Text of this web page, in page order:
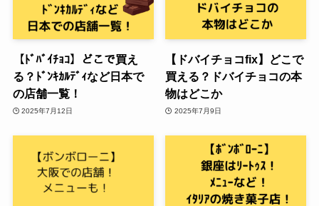
【ﾄﾞﾊﾞｲﾁｮｺ】どこで買え
る？ﾄﾞﾝｷｶﾙﾃﾞｨなど日本で
の店舗一覧！
2025年7月12日
【ドバイチョコfix】どこで
買える？ドバイチョコの本
物はどこか
2025年7月9日